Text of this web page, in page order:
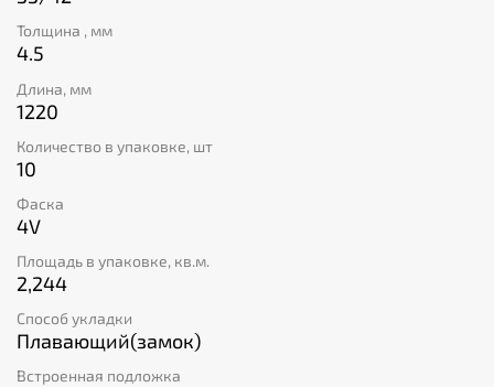
Толщина , мм
4.5
Длина, мм
1220
Количество в упаковке, шт
10
Фаска
4V
Площадь в упаковке, кв.м.
2,244
Способ укладки
Плавающий(замок)
Встроенная подложка